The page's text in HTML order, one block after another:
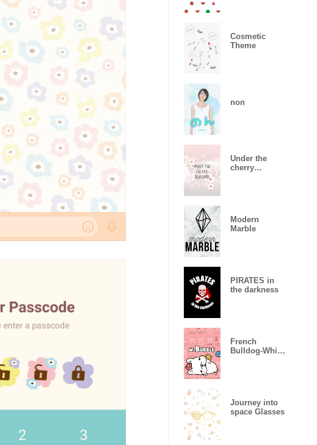
Cosmetic
Theme
non
Under the
cherry
Modern
Marble
PIRATES in
the darkness
French
Bulldog-White
Journey into
space Glasses